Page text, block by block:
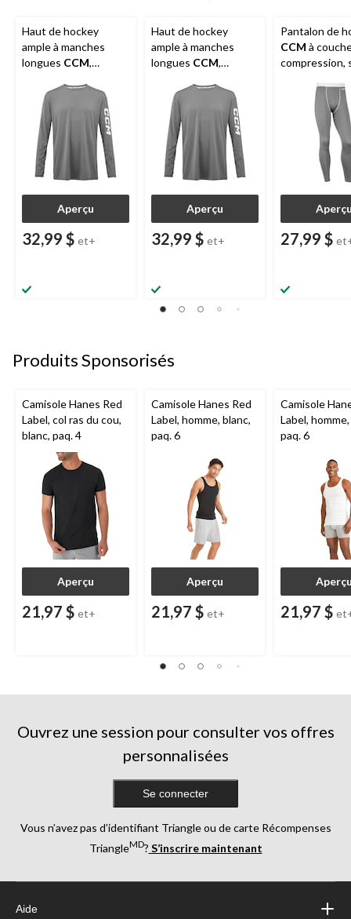
Haut de hockey
ample à manches
longues CCM,
sénior, choix de tailles
Aperçu
32,99 $ et+
Haut de hockey
ample à manches
longues CCM,
junior, choix de tailles
Aperçu
32,99 $ et+
Pantalon de
CCM à
compression,
27,99 $
Produits Sponsorisés
Camisole Hanes Red
Label, col ras du cou,
blanc, paq. 4
Aperçu
21,97 $ et+
Camisole Hanes Red
Label, homme, blanc,
paq. 6
Aperçu
21,97 $ et+
Camisole
Label,
paq. 6
21,97 $
Ouvrez une session pour consulter vos offres
personnalisées
Se connecter
Vous n’avez pas d’identifiant Triangle ou de carte Récompenses
TriangleMD? S’inscrire maintenant
Aide